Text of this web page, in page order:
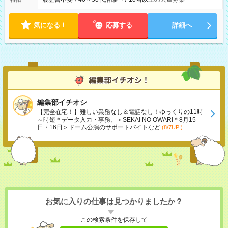
気になる！ 応募する 詳細へ
編集部イチオシ
【完全在宅！】難しい業務なし＆電話なし！ゆっくりの11時
～時短＊データ入力・事務、＜SEKAI NO OWARI＊8月15
日・16日＞ドーム公演のサポートバイトなど (8/7UP!)
お気に入りの仕事は見つかりましたか？
この検索条件を保存して